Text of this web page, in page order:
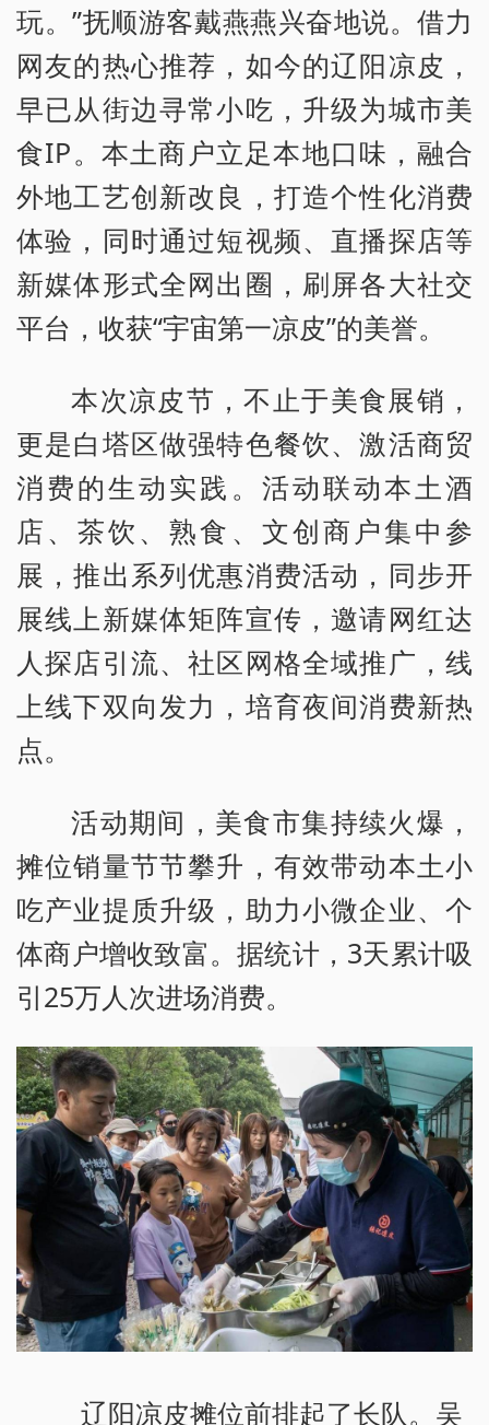
玩。”抚顺游客戴燕燕兴奋地说。借力
网友的热心推荐，如今的辽阳凉皮，
早已从街边寻常小吃，升级为城市美
食IP。本土商户立足本地口味，融合
外地工艺创新改良，打造个性化消费
体验，同时通过短视频、直播探店等
新媒体形式全网出圈，刷屏各大社交
平台，收获“宇宙第一凉皮”的美誉。
本次凉皮节，不止于美食展销，
更是白塔区做强特色餐饮、激活商贸
消费的生动实践。活动联动本土酒
店、茶饮、熟食、文创商户集中参
展，推出系列优惠消费活动，同步开
展线上新媒体矩阵宣传，邀请网红达
人探店引流、社区网格全域推广，线
上线下双向发力，培育夜间消费新热
点。
活动期间，美食市集持续火爆，
摊位销量节节攀升，有效带动本土小
吃产业提质升级，助力小微企业、个
体商户增收致富。据统计，3天累计吸
引25万人次进场消费。
辽阳凉皮摊位前排起了长队。吴